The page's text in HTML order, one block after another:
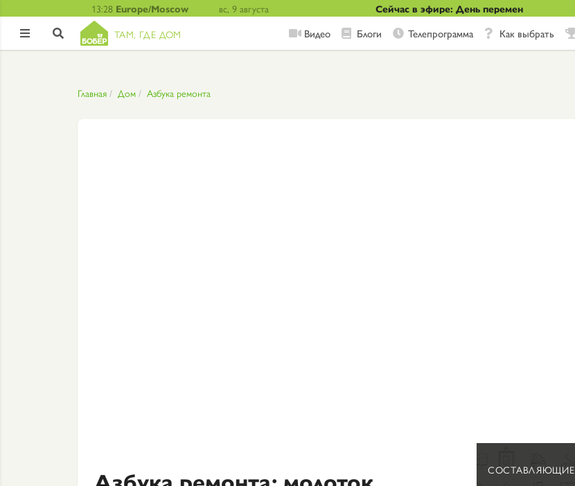
13:28 Europe/Moscow вс, 9 августа Сейчас в эфире: День перемен
  ТАМ, ГДЕ ДОМ Видео Блоги Телепрограмма Как выбрать
Главная Дом Азбука ремонта
СОСТАВЛЯЮЩИЕ